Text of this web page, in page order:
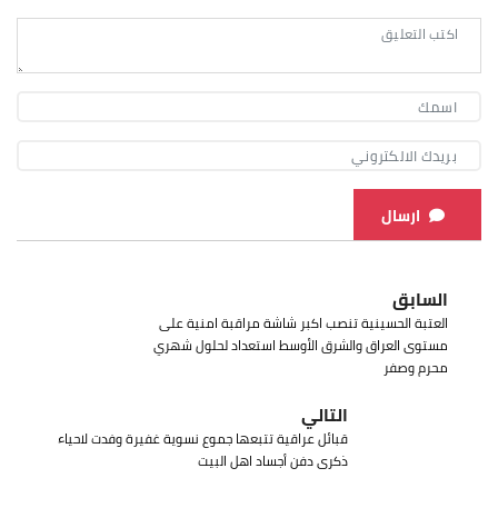
ارسال
السابق
العتبة الحسينية تنصب اكبر شاشة مراقبة امنية على
مستوى العراق والشرق الأوسط استعداد لحلول شهري
محرم وصفر
التالي
قبائل عراقية تتبعها جموع نسوية غفيرة وفدت لاحياء
ذكرى دفن أجساد اهل البيت